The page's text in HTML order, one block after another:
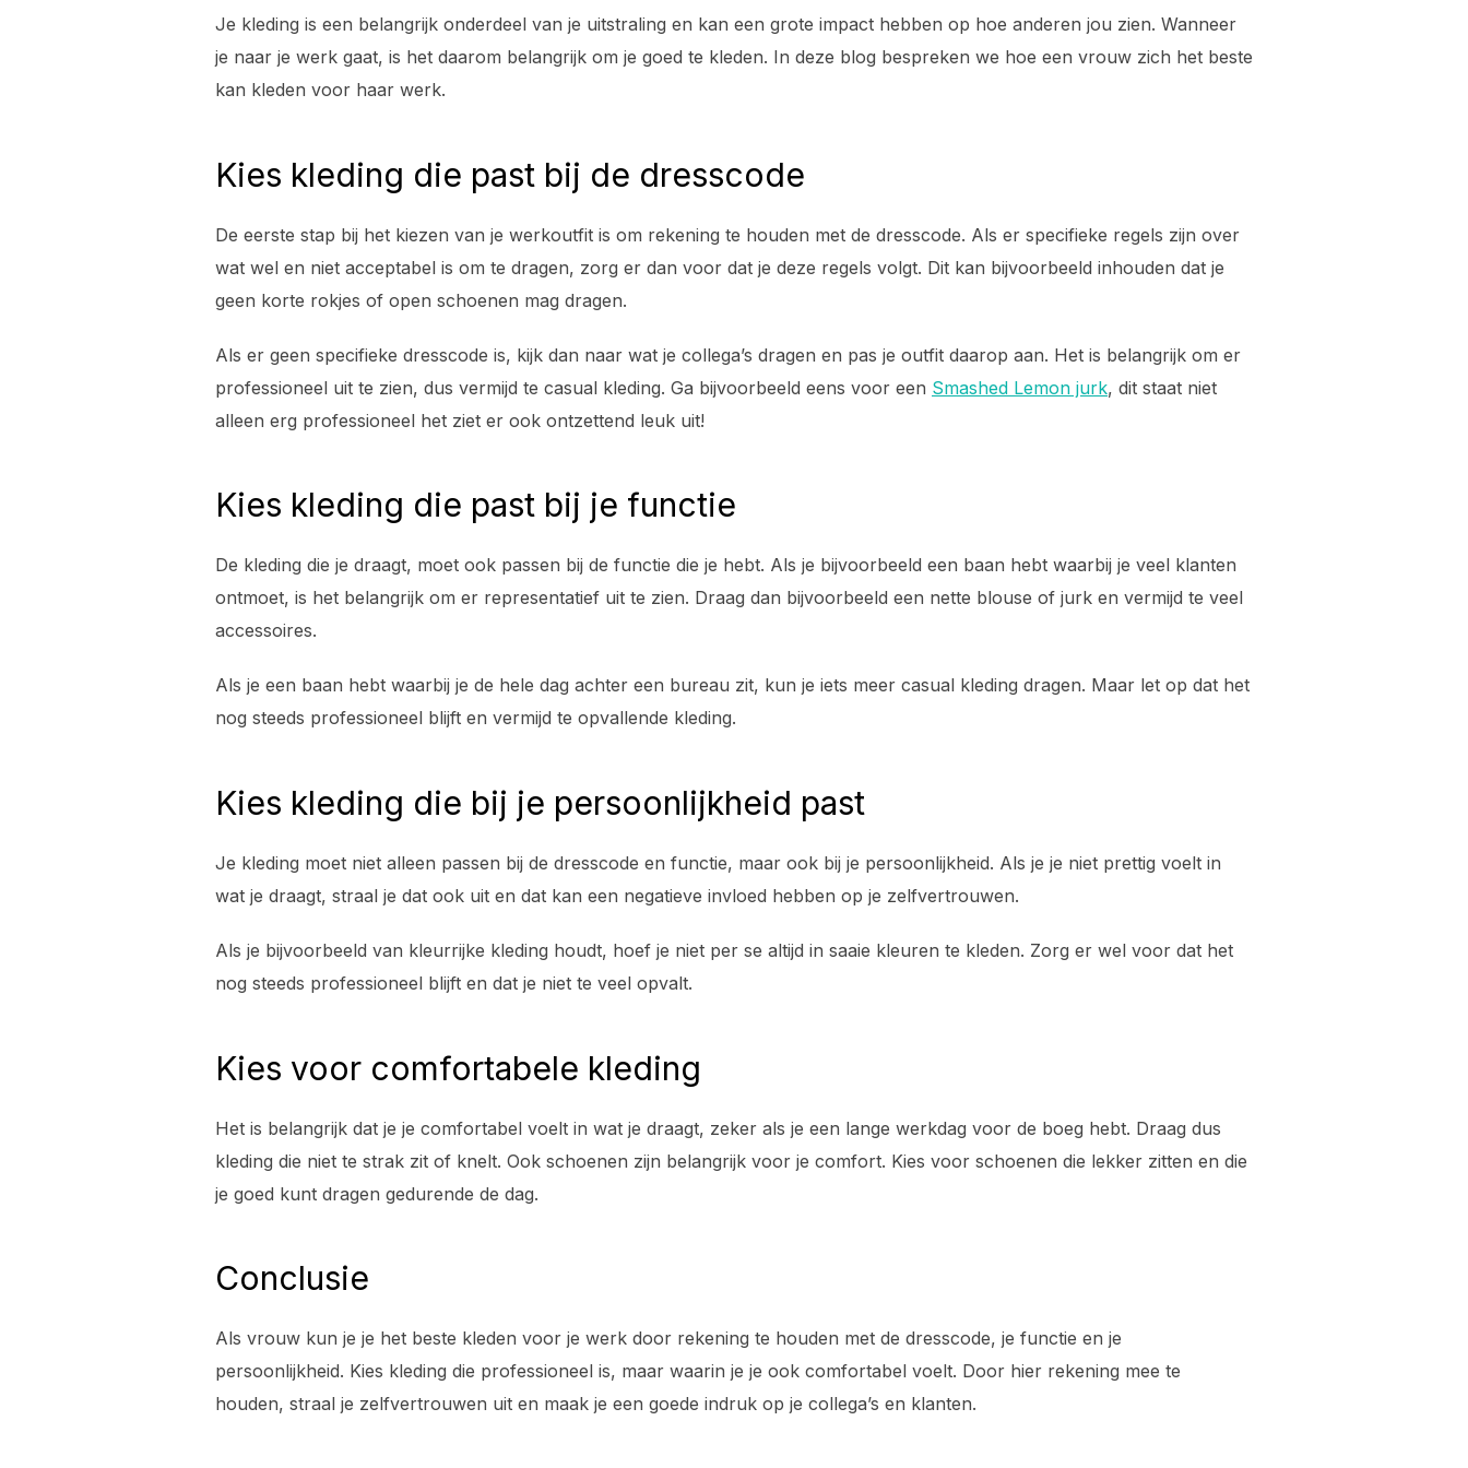
Je kleding is een belangrijk onderdeel van je uitstraling en kan een grote impact hebben op hoe anderen jou zien. Wanneer
je naar je werk gaat, is het daarom belangrijk om je goed te kleden. In deze blog bespreken we hoe een vrouw zich het beste
kan kleden voor haar werk.
Kies kleding die past bij de dresscode
De eerste stap bij het kiezen van je werkoutfit is om rekening te houden met de dresscode. Als er specifieke regels zijn over
wat wel en niet acceptabel is om te dragen, zorg er dan voor dat je deze regels volgt. Dit kan bijvoorbeeld inhouden dat je
geen korte rokjes of open schoenen mag dragen.
Als er geen specifieke dresscode is, kijk dan naar wat je collega’s dragen en pas je outfit daarop aan. Het is belangrijk om er
professioneel uit te zien, dus vermijd te casual kleding. Ga bijvoorbeeld eens voor een Smashed Lemon jurk, dit staat niet
alleen erg professioneel het ziet er ook ontzettend leuk uit!
Kies kleding die past bij je functie
De kleding die je draagt, moet ook passen bij de functie die je hebt. Als je bijvoorbeeld een baan hebt waarbij je veel klanten
ontmoet, is het belangrijk om er representatief uit te zien. Draag dan bijvoorbeeld een nette blouse of jurk en vermijd te veel
accessoires.
Als je een baan hebt waarbij je de hele dag achter een bureau zit, kun je iets meer casual kleding dragen. Maar let op dat het
nog steeds professioneel blijft en vermijd te opvallende kleding.
Kies kleding die bij je persoonlijkheid past
Je kleding moet niet alleen passen bij de dresscode en functie, maar ook bij je persoonlijkheid. Als je je niet prettig voelt in
wat je draagt, straal je dat ook uit en dat kan een negatieve invloed hebben op je zelfvertrouwen.
Als je bijvoorbeeld van kleurrijke kleding houdt, hoef je niet per se altijd in saaie kleuren te kleden. Zorg er wel voor dat het
nog steeds professioneel blijft en dat je niet te veel opvalt.
Kies voor comfortabele kleding
Het is belangrijk dat je je comfortabel voelt in wat je draagt, zeker als je een lange werkdag voor de boeg hebt. Draag dus
kleding die niet te strak zit of knelt. Ook schoenen zijn belangrijk voor je comfort. Kies voor schoenen die lekker zitten en die
je goed kunt dragen gedurende de dag.
Conclusie
Als vrouw kun je je het beste kleden voor je werk door rekening te houden met de dresscode, je functie en je
persoonlijkheid. Kies kleding die professioneel is, maar waarin je je ook comfortabel voelt. Door hier rekening mee te
houden, straal je zelfvertrouwen uit en maak je een goede indruk op je collega’s en klanten.